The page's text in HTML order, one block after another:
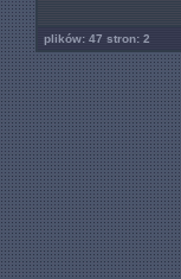
plików: 47 stron: 2